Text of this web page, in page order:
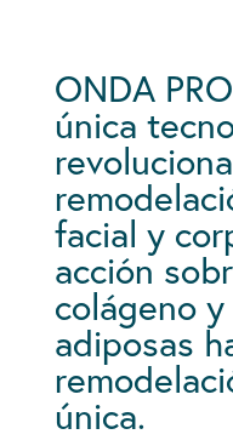
ONDA
única
facial y
acción
colágeno
adiposas
única.